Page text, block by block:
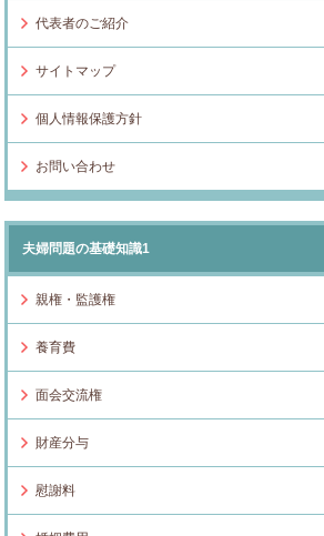
代表者のご紹介
サイトマップ
個人情報保護方針
お問い合わせ
夫婦問題の基礎知識1
親権・監護権
養育費
面会交流権
財産分与
慰謝料